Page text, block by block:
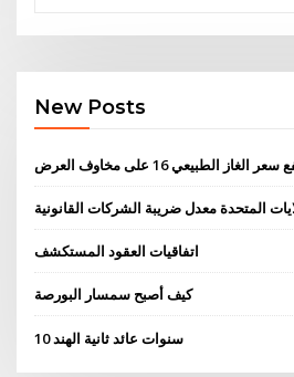
New Posts
الغاز الطبيعي 16 على مخاوف العرض
المتحدة معدل ضريبة الشركات القانونية
اتفاقيات العقود المستكشف
كيف أصبح سمسار البورصة
10 سنوات عائد ثانية الهند